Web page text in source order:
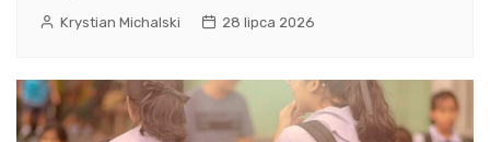
Krystian Michalski 28 lipca 2026